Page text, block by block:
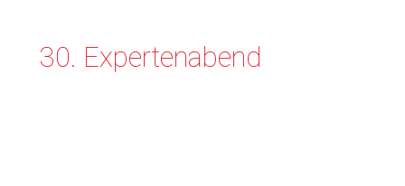
30. Expertenabend